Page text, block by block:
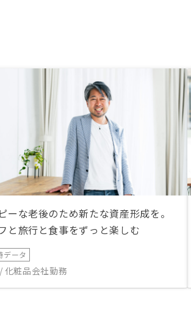
ーな老後のため新たな資産形成を。
と旅行と食事をずっと楽しむ
データ
化粧品会社勤務